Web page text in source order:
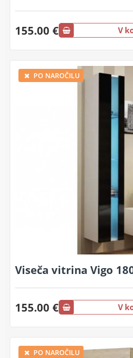
155.00 € V
PO NAROČILU
Viseča vitrina Vigo
155.00 € V
PO NAROČILU